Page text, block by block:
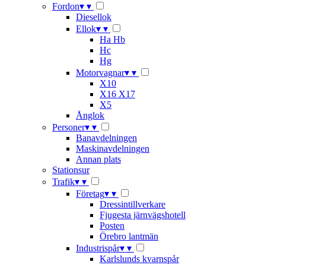
Fordon▾ ▾
Diesellok
Ellok▾ ▾
Ha Hb
Hc
Hg
Motorvagnar▾ ▾
X10
X16 X17
X5
Ånglok
Personer▾ ▾
Banavdelningen
Maskinavdelningen
Annan plats
Stationsur
Trafik▾ ▾
Företag▾ ▾
Dressintillverkare
Fjugesta järnvägshotell
Posten
Örebro lantmän
Industrispår▾ ▾
Karlslunds kvarnspår